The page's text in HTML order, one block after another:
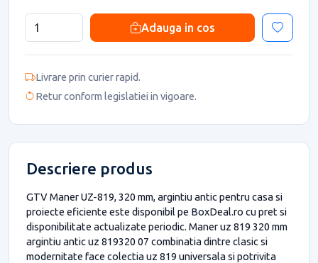
Adauga in cos
Livrare prin curier rapid.
Retur conform legislatiei in vigoare.
Descriere produs
GTV Maner UZ-819, 320 mm, argintiu antic pentru casa si
proiecte eficiente este disponibil pe BoxDeal.ro cu pret si
disponibilitate actualizate periodic. Maner uz 819 320 mm
argintiu antic uz 819320 07 combinatia dintre clasic si
modernitate face colectia uz 819 universala si potrivita